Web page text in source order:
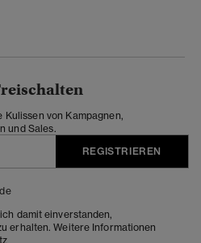
von Kampagnen,
und Sales.
REGISTRIEREN
damit einverstanden,
erhalten. Weitere Informationen